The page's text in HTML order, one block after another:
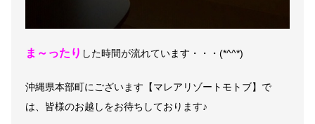
ま～ったり した時間が流れています・・・(*^^*)
沖縄県本部町にございます【マレアリゾートモトブ】で
は、皆様のお越しをお待ちしております♪